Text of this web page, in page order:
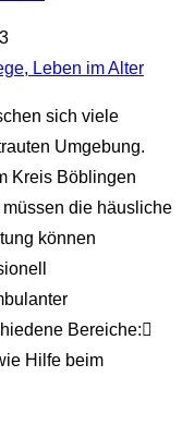
Leben im Alter
sich viele
Umgebung.
Kreis Böblingen
die häusliche
können
Bereiche:
Hilfe beim